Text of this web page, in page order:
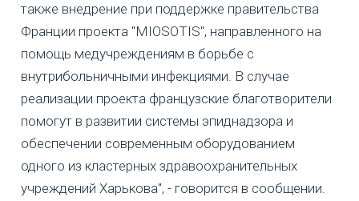
также внедрение при поддержке правительства
Франции проекта "MIOSOTIS", направленного на
помощь медучреждениям в борьбе с
внутрибольничными инфекциями. В случае
реализации проекта французские благотворители
помогут в развитии системы эпиднадзора и
обеспечении современным оборудованием
одного из кластерных здравоохранительных
учреждений Харькова", - говорится в сообщении.